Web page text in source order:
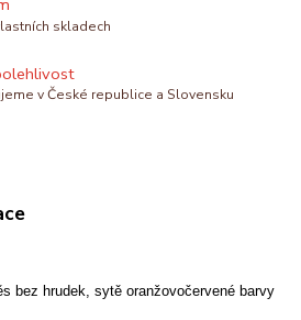
skladech
v České republice a Slovensku
bez hrudek, sytě oranžovočervené barvy